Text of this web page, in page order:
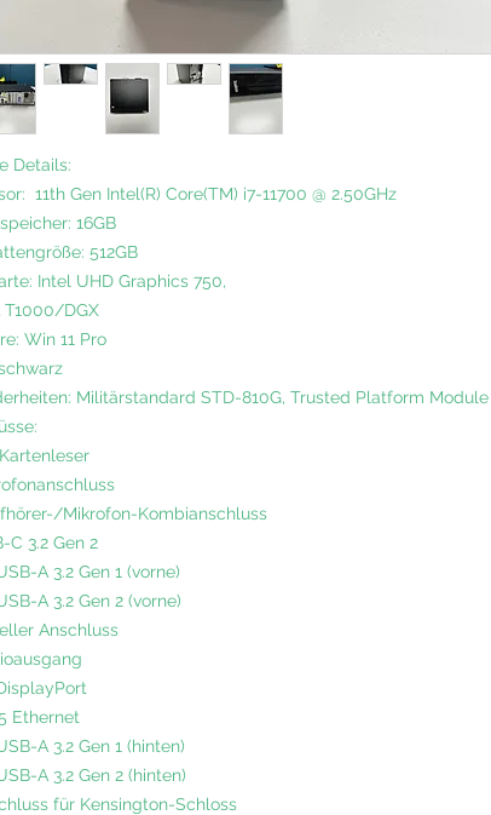
Details:
11th Gen Intel(R) Core(TM) i7-11700 @ 2.50GHz
16GB
512GB
Intel UHD Graphics 750,
T1000/DGX
Win 11 Pro
Militärstandard STD-810G, Trusted Platform Module
Mikrofon-Kombianschluss
C 3.2 Gen 2
A 3.2 Gen 1 (vorne)
A 3.2 Gen 2 (vorne)
Anschluss
Ethernet
A 3.2 Gen 1 (hinten)
A 3.2 Gen 2 (hinten)
für Kensington-Schloss